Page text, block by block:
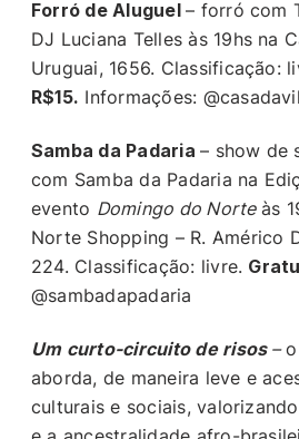
Forró de Aluguel– forró com
DJ Luciana Telles às 19hs na
Uruguai, 1656. Classificação:
R$15. Informações:
Samba da Padaria– show de
com Samba da Padaria na
evento Domingo do Norte às
Norte Shopping – R. Américo
224. Classificação: livre.
@sambadapadaria
Um curto-circuito de risos –
aborda, de maneira leve e
culturais e sociais,